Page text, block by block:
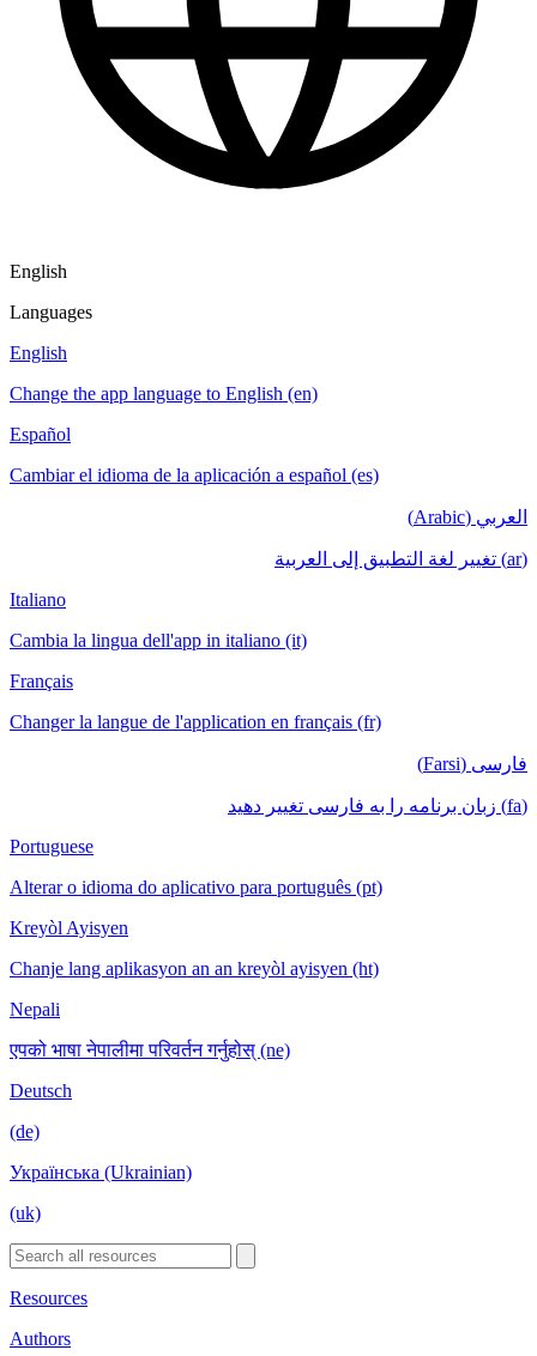
English
Languages
English
Change the app language to English (en)
Español
Cambiar el idioma de la aplicación a español (es)
العربي (Arabic)
(ar) تغيير لغة التطبيق إلى العربية
Italiano
Cambia la lingua dell'app in italiano (it)
Français
Changer la langue de l'application en français (fr)
فارسی (Farsi)
(fa) زبان برنامه را به فارسی تغییر دهید
Portuguese
Alterar o idioma do aplicativo para português (pt)
Kreyòl Ayisyen
Chanje lang aplikasyon an an kreyòl ayisyen (ht)
Nepali
एपको भाषा नेपालीमा परिवर्तन गर्नुहोस् (ne)
Deutsch
(de)
Українська (Ukrainian)
(uk)
Resources
Authors